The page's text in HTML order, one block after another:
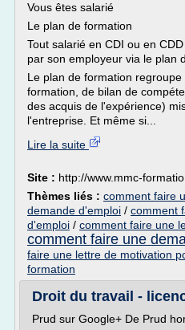
Vous êtes salarié
Le plan de formation
Tout salarié en CDI ou en
par son employeur via le plan
Le plan de formation
formation, de bilan de
des acquis de l'expérience)
l'entreprise. Et même si...
Lire la suite
Site : http://www.mmc-
Thèmes liés : comment faire
demande d'emploi / comment
d'emploi / comment faire une
comment faire une
faire une lettre de motivation
formation
Droit du travail -
Prud sur Google+ De Prud